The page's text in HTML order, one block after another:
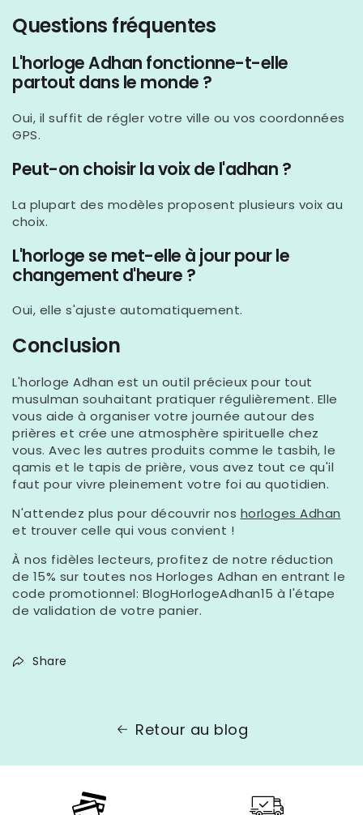
Questions fréquentes
L'horloge Adhan fonctionne-t-elle
partout dans le monde ?
Oui, il suffit de régler votre ville ou vos coordonnées
GPS.
Peut-on choisir la voix de l'adhan ?
La plupart des modèles proposent plusieurs voix au
choix.
L'horloge se met-elle à jour pour le
changement d'heure ?
Oui, elle s'ajuste automatiquement.
Conclusion
L'horloge Adhan est un outil précieux pour tout
musulman souhaitant pratiquer régulièrement. Elle
vous aide à organiser votre journée autour des
prières et crée une atmosphère spirituelle chez
vous. Avec les autres produits comme le tasbih, le
qamis et le tapis de prière, vous avez tout ce qu'il
faut pour vivre pleinement votre foi au quotidien.
N'attendez plus pour découvrir nos horloges Adhan
et trouver celle qui vous convient !
À nos fidèles lecteurs, profitez de notre réduction
de 15% sur toutes nos Horloges Adhan en entrant le
code promotionnel: BlogHorlogeAdhan15 à l'étape
de validation de votre panier.
Share
Retour au blog